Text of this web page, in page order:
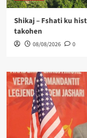
Shikaj – Fshati ku
takohen
08/08/2026 0